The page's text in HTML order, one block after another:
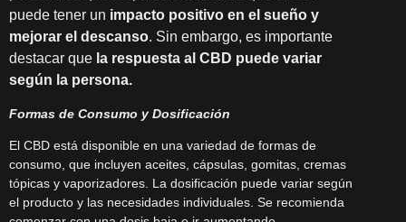
puede tener un impacto positivo en el sueño y
mejorar el descanso. Sin embargo, es importante
destacar que la respuesta al CBD puede variar
según la persona.
Formas de Consumo y Dosificación
El CBD está disponible en una variedad de formas de
consumo, que incluyen aceites, cápsulas, gomitas, cremas
tópicas y vaporizadores. La dosificación puede variar según
el producto y las necesidades individuales. Se recomienda